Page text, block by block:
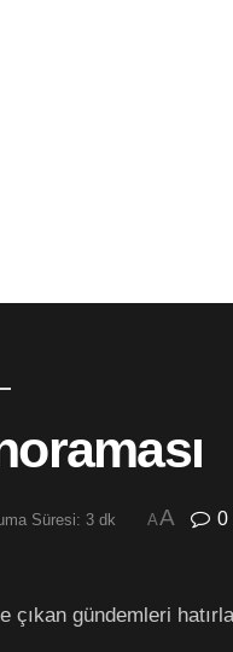
Süresi: 3 dk AA 0
çıkan gündemleri